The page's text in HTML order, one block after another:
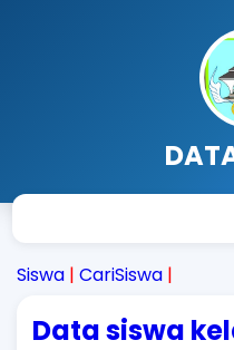
Siswa | CariSiswa |
Data siswa